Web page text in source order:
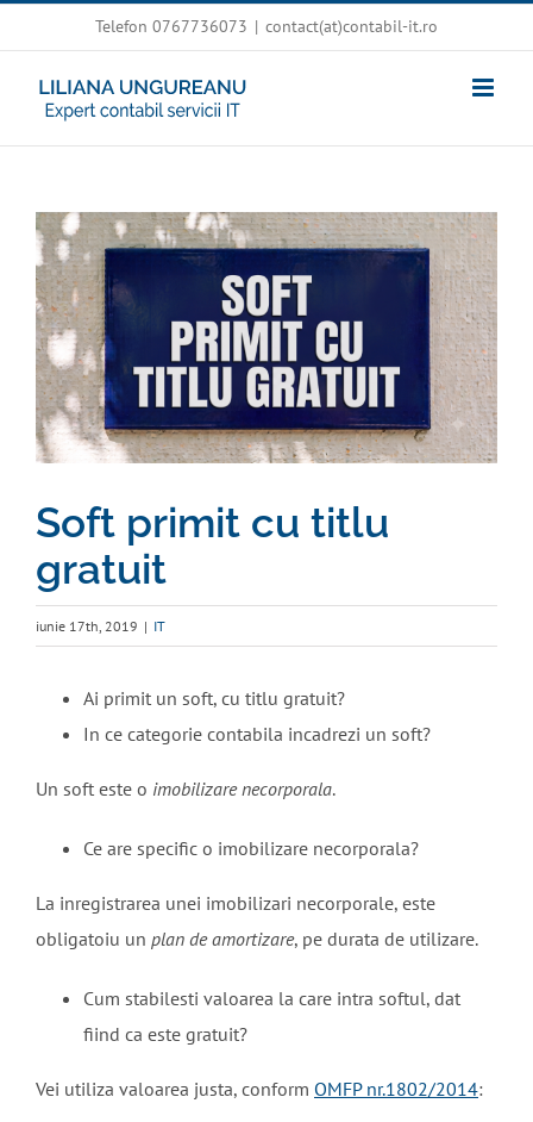
to
content
Telefon 0767736073 | contact(at)contabil-it.ro
View
Larger
Image
Soft primit cu titlu
gratuit
iunie 17th, 2019 | IT
Ai primit un soft, cu titlu gratuit?
In ce categorie contabila incadrezi un soft?
Un soft este o imobilizare necorporala.
Ce are specific o imobilizare necorporala?
La inregistrarea unei imobilizari necorporale, este
obligatoiu un plan de amortizare, pe durata de utilizare.
Cum stabilesti valoarea la care intra softul, dat
fiind ca este gratuit?
Vei utiliza valoarea justa, conform OMFP nr.1802/2014: